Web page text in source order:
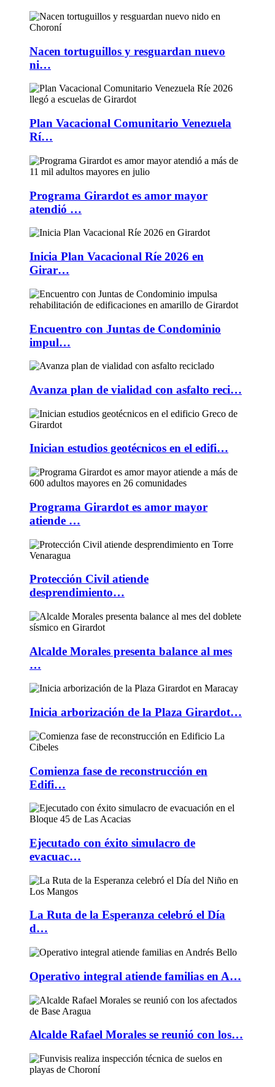
Nacen tortuguillos y resguardan nuevo
ni…
Plan Vacacional Comunitario Venezuela
Rí…
Programa Girardot es amor mayor
atendió …
Inicia Plan Vacacional Ríe 2026 en
Girar…
Encuentro con Juntas de Condominio
impul…
Avanza plan de vialidad con asfalto reci…
Inician estudios geotécnicos en el edifi…
Programa Girardot es amor mayor
atiende …
Protección Civil atiende
desprendimiento…
Alcalde Morales presenta balance al mes
…
Inicia arborización de la Plaza Girardot…
Comienza fase de reconstrucción en
Edifi…
Ejecutado con éxito simulacro de
evacuac…
La Ruta de la Esperanza celebró el Día
d…
Operativo integral atiende familias en A…
Alcalde Rafael Morales se reunió con los…